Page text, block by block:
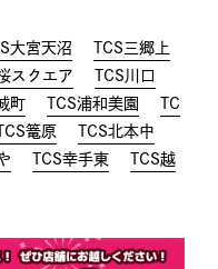
大宮天沼
TCS三郷上
スクエア
TCS川口
町 TCS浦和美園
TC
篭原
TCS北本中
TCS幸手東
TCS越